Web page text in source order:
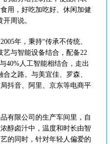
用，好吃加吃好、休闲加健
周说。
年，秉持“传承不传统、
艺与智能设备结合，配备22
40%人工智能相结合，走出
之路。与美宜佳、罗森、
抖音、阿里、京东等电商平
限公司的生产车间里，自
醇卤汁中，温度和时长由智
的同时，针对年轻人偏爱的